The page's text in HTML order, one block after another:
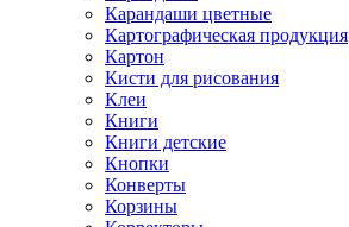
Карандаши цветные
Картографическая продукция
Картон
Кисти для рисования
Клеи
Книги
Книги детские
Кнопки
Конверты
Корзины